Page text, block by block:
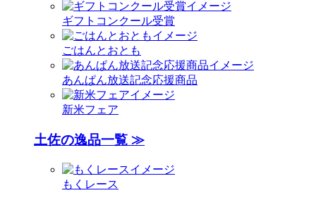
ギフトコンクール受賞
ごはんとおとも
あんぱん放送記念応援商品
新米フェア
土佐の逸品一覧 ≫
もくレース